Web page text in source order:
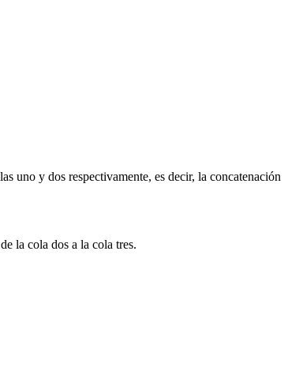
uno y dos respectivamente, es decir, la concatenación
la cola dos a la cola tres.